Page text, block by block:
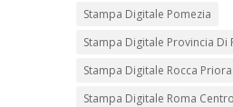
Stampa Digitale Pomezia
Stampa Digitale Provincia Di
Stampa Digitale Rocca Priora
Stampa Digitale Roma Centro